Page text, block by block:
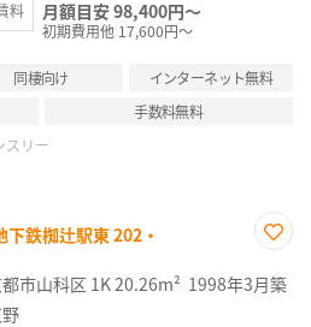
料 月額目安 98,400円～
初期費用他 17,600円～
同棲向け
インターネット無料
手数料無料
スリー
鉄椥辻駅東 202・
に入
り登
市山科区 1K20.26m² 1998年3月築